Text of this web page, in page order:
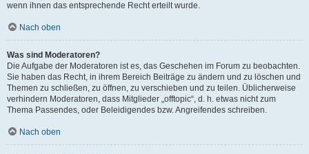
wenn ihnen das entsprechende Recht erteilt wurde.
Nach oben
Was sind Moderatoren?
Die Aufgabe der Moderatoren ist es, das Geschehen im Forum zu beobachten.
Sie haben das Recht, in ihrem Bereich Beiträge zu ändern und zu löschen und
Themen zu schließen, zu öffnen, zu verschieben und zu teilen. Üblicherweise
verhindern Moderatoren, dass Mitglieder „offtopic“, d. h. etwas nicht zum
Thema Passendes, oder Beleidigendes bzw. Angreifendes schreiben.
Nach oben